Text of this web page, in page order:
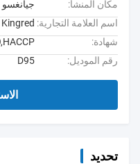
مكان المنشأ:
جيانغسو
اسم العلامة التجارية: Kingred
شهادة:
رقم الموديل:
D95
تحديد